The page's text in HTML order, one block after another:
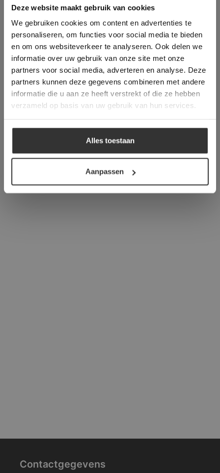
Deze website maakt gebruik van cookies
We gebruiken cookies om content en advertenties te
personaliseren, om functies voor social media te bieden
en om ons websiteverkeer te analyseren. Ook delen we
informatie over uw gebruik van onze site met onze
partners voor social media, adverteren en analyse. Deze
partners kunnen deze gegevens combineren met andere
informatie die u aan ze heeft verstrekt of die ze hebben
verzameld op basis van uw gebruik van hun services.
Alles toestaan
Aanpassen
Contactgegevens
This Cookie Banner was deleted and is no
longer working. Please contact the website
administrator.
Deze website gebruikt cookies om de
gebruikerservaring te verbeteren. Door
gebruik te maken van onze website geeft u
toestemming voor alle cookies in
overeenstemming met ons cookiebeleid.Lees
verder
ALLES ACCEPTEREN
ALLES AFWIJZEN
DETAILS WEERGEVEN